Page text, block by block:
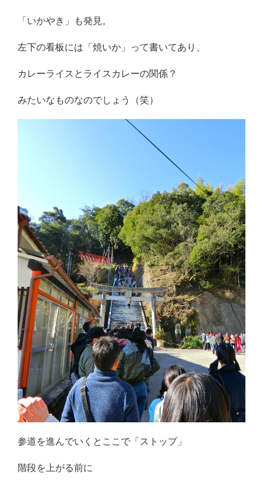
「いかやき」も発見。
左下の看板には「焼いか」って書いてあり、
カレーライスとライスカレーの関係？
みたいなものなのでしょう（笑）
参道を進んでいくとここで「ストップ」
階段を上がる前に